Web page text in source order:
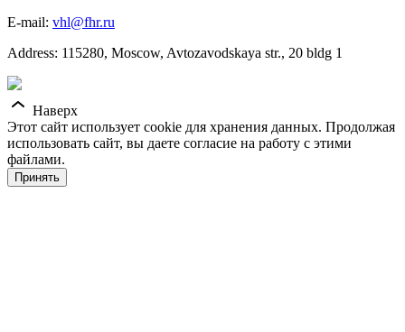
E-mail: vhl@fhr.ru
Address: 115280, Moscow, Avtozavodskaya str., 20 bldg 1
Наверх
Этот сайт использует cookie для хранения данных. Продолжая
использовать сайт, вы даете согласие на работу с этими
файлами.
Принять